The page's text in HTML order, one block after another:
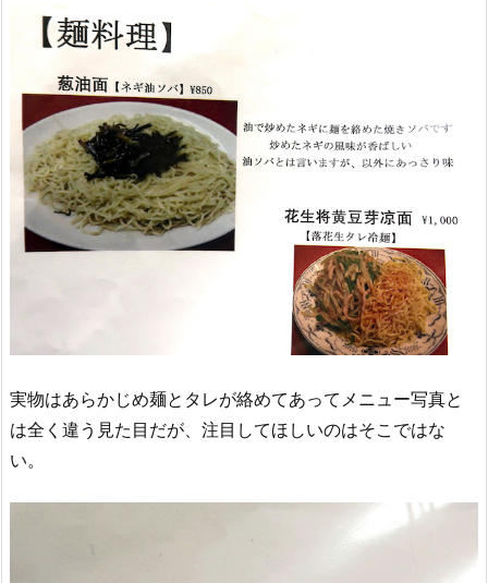
実物はあらかじめ麺とタレが絡めてあってメニュー写真と
は全く違う見た目だが、注目してほしいのはそこではな
い。